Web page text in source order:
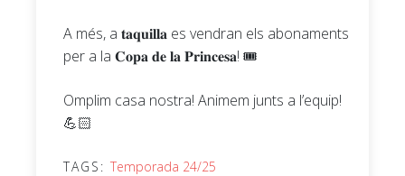
A més, a 𝐭𝐚𝐪𝐮𝐢𝐥𝐥𝐚 es vendran els abonaments
per a la 𝐂𝐨𝐩𝐚 𝐝𝐞 𝐥𝐚 𝐏𝐫𝐢𝐧𝐜𝐞𝐬𝐚! 🎟️
Omplim casa nostra! Animem junts a l’equip!
💪🏻
TAGS: Temporada 24/25